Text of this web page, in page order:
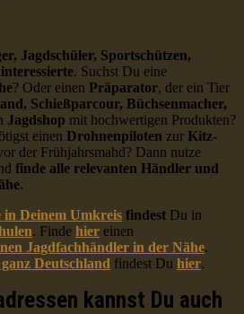
Jagdschüler, Sportschützen,
. Suchst Du eine
? Oder einen Präparator, der ein Tier
Schießparcour, Büchsenmacher,
Jagdshop mit hochwertigen Produkten?
einen Drohnenpiloten zur Kitz-
der Frühjahrsmahd? Dann nutze
finde alle relevanten Händler und
.
in Deinem Umkreis findest Du in
. Finde hier einen
Jagdfachhändler in der Nähe.
Deutschland findest Du hier.
kannst Du auch